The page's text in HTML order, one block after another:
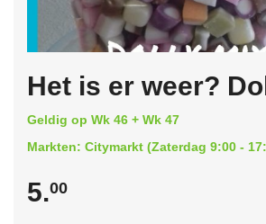
Het is er weer?
Geldig op Wk 46 + Wk 47
Markten: Citymarkt (Zaterdag 9:00 -
5.00